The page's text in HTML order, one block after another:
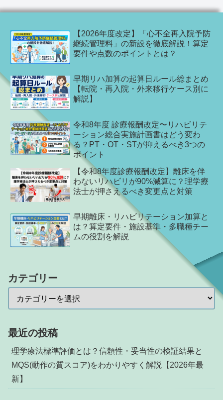
【2026年度改定】「心不全再入院予防
継続管理料」の新設を徹底解説！算定
要件や点数のポイントとは？
早期リハ加算の起算日ルール総まとめ
【転院・再入院・外来移行ケース別に
解説】
令和8年度 診療報酬改定〜リハビリテ
ーション総合実施計画書はどう変わ
る？PT・OT・STが抑えるべき3つの
ポイント
【令和8年度診療報酬改定】離床を伴
わないリハビリが90%減算に？理学療
法士が押さえるべき変更点と対策
早期離床・リハビリテーション加算と
は？算定要件・施設基準・多職種チー
ムの役割を解説
カテゴリー
最近の投稿
理学療法標準評価とは？信頼性・妥当性の検証結果と
MQS(動作の質スコア)をわかりやすく解説【2026年最
新】